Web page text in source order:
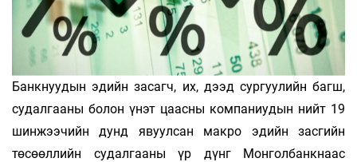
Банкнуудын эдийн засагч, их, дээд сургуулийн багш,
судалгааны болон үнэт цаасны компаниудын нийт 19
шинжээчийн дунд явуулсан макро эдийн засгийн
төсөөллийн судалгааны үр дүнг Монголбанкнаас